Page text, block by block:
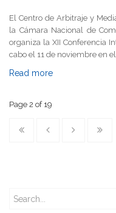
El Centro de Arbitraje y
la Cámara Nacional de
organiza la XII Conferencia
cabo el 11 de noviembre en
Read more
Page 2 of 19